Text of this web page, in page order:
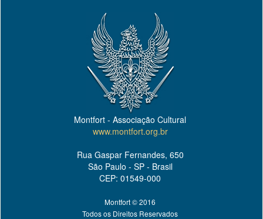
Montfort - Associação Cultural
www.montfort.org.br
Rua Gaspar Fernandes, 650
São Paulo - SP - Brasil
CEP: 01549-000
Montfort © 2016
Todos os Direitos Reservados